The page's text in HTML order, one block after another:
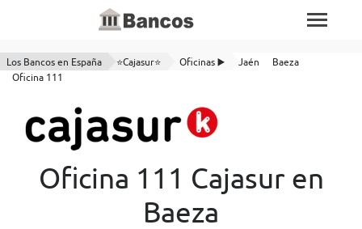
Los Bancos en España ⭐Cajasur⭐ Oficinas ▶️ Jaén
Baeza
Oficina 111
Oficina 111 Cajasur en
Baeza